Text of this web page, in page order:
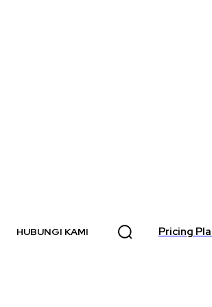
HUBUNGI KAMI Pricing